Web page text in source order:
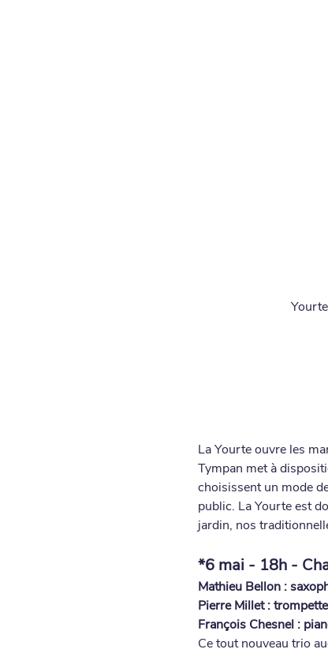
La Yourte ouvre les
Tympan met à
choisissent un mode
public. La Yourte est
jardin, nos
*6 mai - 18h -
Mathieu Bellon :
Pierre Millet : trompette
François Chesnel :
Ce tout nouveau trio